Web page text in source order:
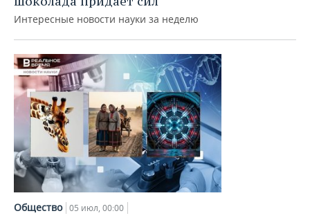
Интересные новости науки за неделю
Общество 05 июл, 00:00